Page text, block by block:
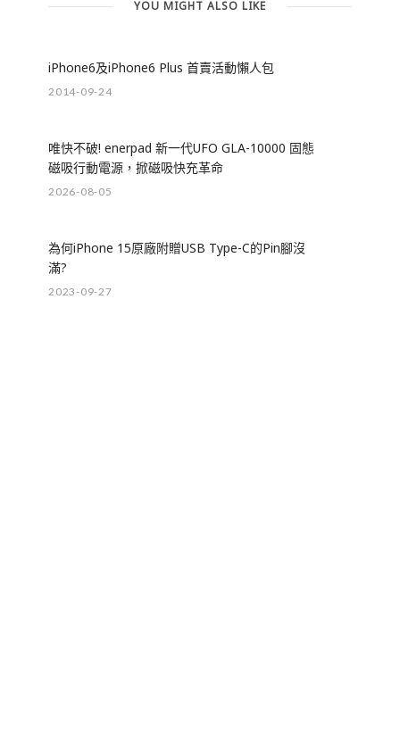
YOU MIGHT ALSO LIKE
iPhone6及iPhone6 Plus 首賣活動懶人包
2014-09-24
唯快不破! enerpad 新一代UFO GLA-10000 固態
磁吸行動電源，掀磁吸快充革命
2026-08-05
為何iPhone 15原廠附贈USB Type-C的Pin腳沒
滿?
2023-09-27